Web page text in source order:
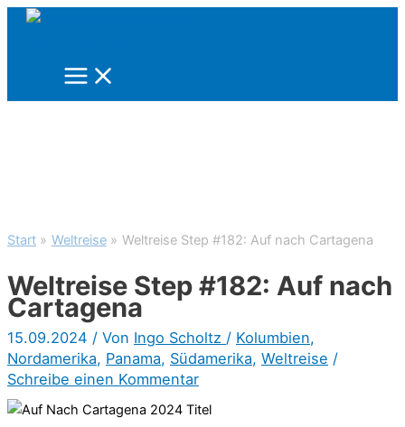
Zum
Start Weltreise Weltreise Step #182: Auf nach Cartagena
Weltreise Step #182: Auf nach
Cartagena
15.09.2024 / Von Ingo Scholtz / Kolumbien,
Nordamerika, Panama, Südamerika, Weltreise /
Schreibe einen Kommentar